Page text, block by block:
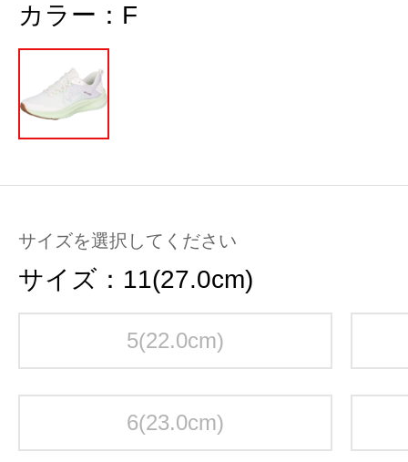
カラー： F
サイズを選択してください
サイズ： 11(27.0cm)
5(22.0cm)
6(23.0cm)